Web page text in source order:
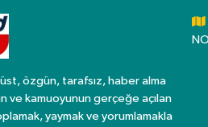
özgün, tarafsız, haber alma
ve kamuoyunun gerçeğe açılan
yaymak ve yorumlamakla